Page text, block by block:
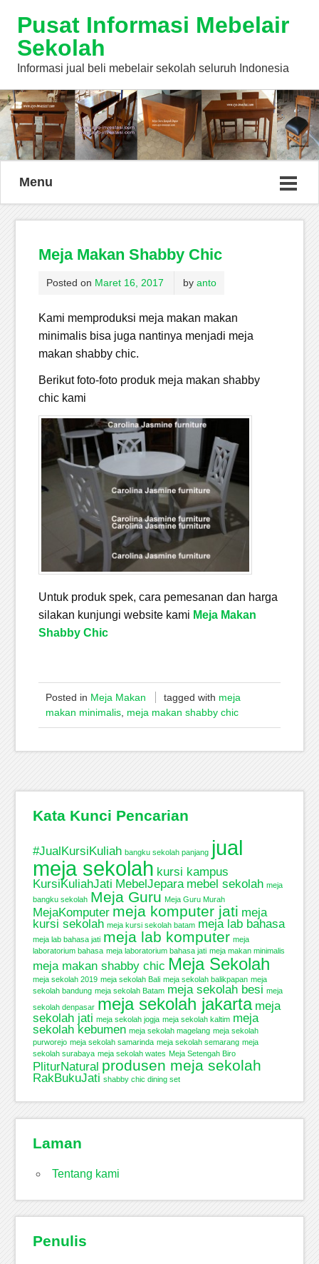
Pusat Informasi Mebelair
Sekolah
Informasi jual beli mebelair sekolah seluruh Indonesia
Menu
Meja Makan Shabby Chic
Posted on Maret 16, 2017 by anto
Kami memproduksi meja makan makan
minimalis bisa juga nantinya menjadi meja
makan shabby chic.
Berikut foto-foto produk meja makan shabby
chic kami
Untuk produk spek, cara pemesanan dan harga
silakan kunjungi website kami Meja Makan
Shabby Chic
Posted in Meja Makan tagged with meja
makan minimalis, meja makan shabby chic
Kata Kunci Pencarian
#JualKursiKuliah bangku sekolah panjang jual
meja sekolah kursi kampus
KursiKuliahJati MebelJepara mebel sekolah meja
bangku sekolah Meja Guru Meja Guru Murah
MejaKomputer meja komputer jati meja
kursi sekolah meja kursi sekolah batam meja lab bahasa
meja lab bahasa jati meja lab komputer meja
laboratorium bahasa meja laboratorium bahasa jati meja makan minimalis
meja makan shabby chic Meja Sekolah
meja sekolah 2019 meja sekolah Bali meja sekolah balikpapan meja
sekolah bandung meja sekolah Batam meja sekolah besi meja
sekolah denpasar meja sekolah jakarta meja
sekolah jati meja sekolah jogja meja sekolah kaltim meja
sekolah kebumen meja sekolah magelang meja sekolah
purworejo meja sekolah samarinda meja sekolah semarang meja
sekolah surabaya meja sekolah wates Meja Setengah Biro
PliturNatural produsen meja sekolah
RakBukuJati shabby chic dining set
Laman
Tentang kami
Penulis